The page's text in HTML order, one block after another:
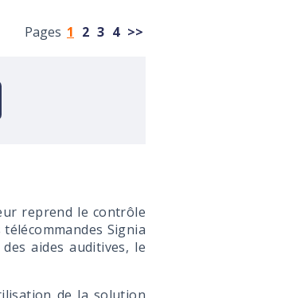
Pages 1 2 3 4 >>
reprend le contrôle
Signia
aides auditives, le